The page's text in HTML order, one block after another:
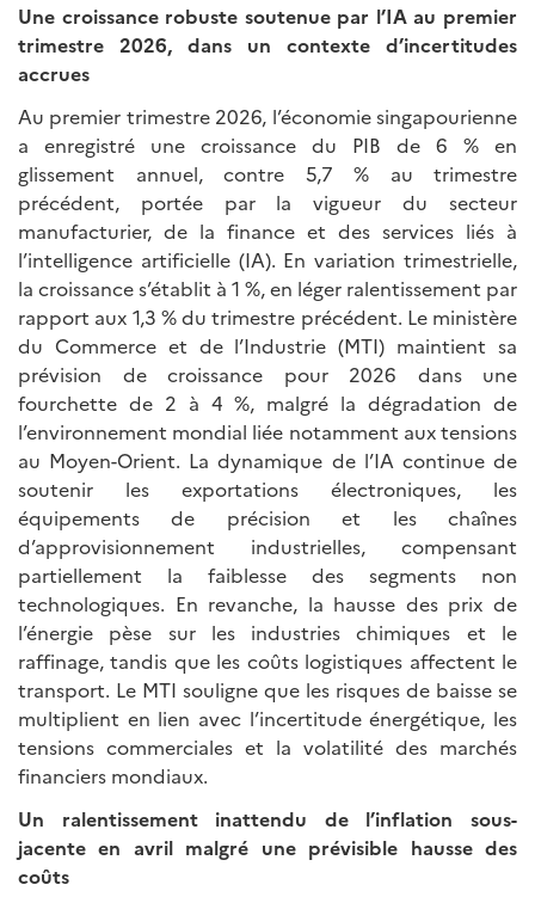
Une croissance robuste soutenue par l’IA au premier
trimestre 2026, dans un contexte d’incertitudes
accrues
Au premier trimestre 2026, l’économie singapourienne
a enregistré une croissance du PIB de 6 % en
glissement annuel, contre 5,7 % au trimestre
précédent, portée par la vigueur du secteur
manufacturier, de la finance et des services liés à
l’intelligence artificielle (IA). En variation trimestrielle,
la croissance s’établit à 1 %, en léger ralentissement par
rapport aux 1,3 % du trimestre précédent. Le ministère
du Commerce et de l’Industrie (MTI) maintient sa
prévision de croissance pour 2026 dans une
fourchette de 2 à 4 %, malgré la dégradation de
l’environnement mondial liée notamment aux tensions
au Moyen-Orient. La dynamique de l’IA continue de
soutenir les exportations électroniques, les
équipements de précision et les chaînes
d’approvisionnement industrielles, compensant
partiellement la faiblesse des segments non
technologiques. En revanche, la hausse des prix de
l’énergie pèse sur les industries chimiques et le
raffinage, tandis que les coûts logistiques affectent le
transport. Le MTI souligne que les risques de baisse se
multiplient en lien avec l’incertitude énergétique, les
tensions commerciales et la volatilité des marchés
financiers mondiaux.
Un ralentissement inattendu de l’inflation sous-
jacente en avril malgré une prévisible hausse des
coûts